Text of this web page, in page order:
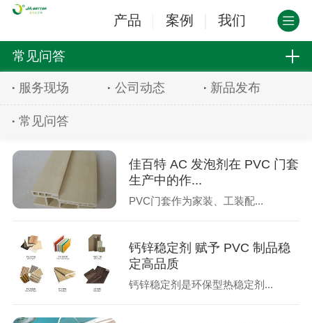
产品 案例 我们
常见问答
服务现场 公司动态 新品发布
常见问答
佳百特 AC 发泡剂在 PVC 门套
生产中的作...
PVC门套作为家装、工装配...
钙锌稳定剂 赋予 PVC 制品稳
定高品质
钙锌稳定剂是环保型热稳定剂...